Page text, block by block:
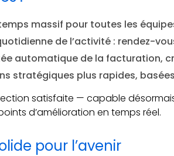
massif pour toutes les
de l’activité : rendez-
automatique de la facturation,
stratégiques plus rapides,
satisfaite — capable
d’amélioration en temps réel.
pour l’avenir